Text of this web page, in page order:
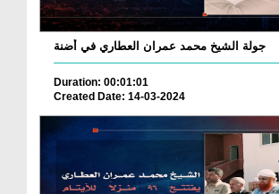
جولة الشيخ محمد عمران العطاري في أضنة
Duration: 00:01:01
Created Date: 14-03-2024